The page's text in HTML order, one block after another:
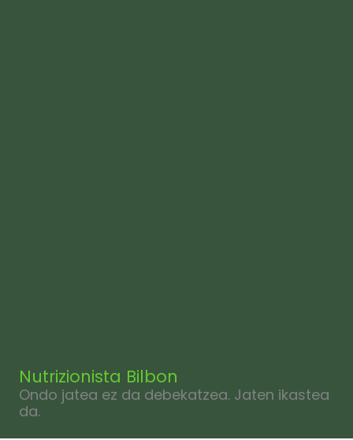
Nutrizionista Bilbon
Ondo jatea ez da debekatzea. Jaten ikastea
da.